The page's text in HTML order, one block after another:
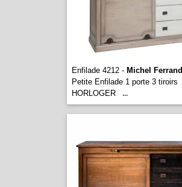
Enfilade 4212 - Michel Ferrand
Petite Enfilade 1 porte 3 tiroirs
HORLOGER
...